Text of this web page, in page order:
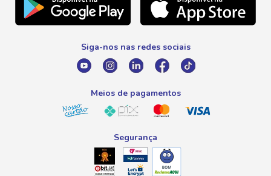
Promoção Fim de Ano
Telefone
0800 016 6680
atendimento@savegnago.com.br
Siga-nos nas redes sociais
Meios de pagamentos
Segurança